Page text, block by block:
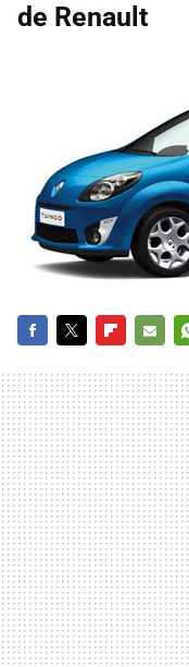
de Renault
MAIL